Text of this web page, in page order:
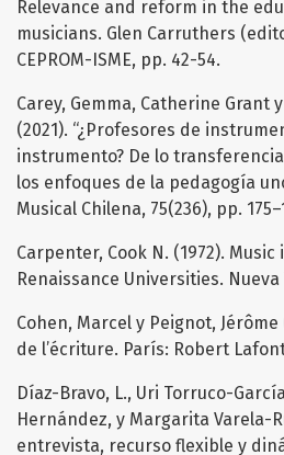
Relevance and reform in the
musicians. Glen Carruthers
CEPROM-ISME, pp. 42-54.
Carey, Gemma, Catherine Grant
(2021). “¿Profesores de
instrumento? De lo
los enfoques de la pedagogía
Musical Chilena, 75(236), pp.
Carpenter, Cook N. (1972).
Renaissance Universities. Nueva
Cohen, Marcel y Peignot,
de l’écriture. París: Robert
Díaz-Bravo, L., Uri Torruco-
Hernández, y Margarita Varela-
entrevista, recurso flexible y